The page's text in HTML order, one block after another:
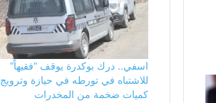
اسفي.. درك بوكدرة يوقف “فقيهاً”
للاشتباه في تورطه في حيازة وترويج
كميات ضخمة من المخدرات